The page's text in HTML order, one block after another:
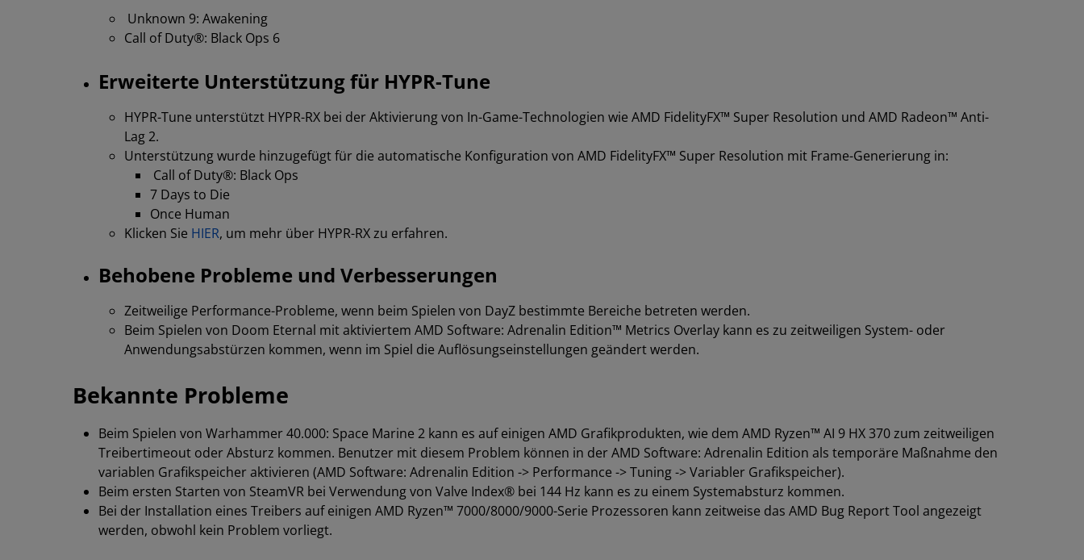
Unknown 9: Awakening
Call of Duty®: Black Ops 6
Erweiterte Unterstützung für HYPR-Tune
HYPR-Tune unterstützt HYPR-RX bei der Aktivierung von In-Game-Technologien wie AMD FidelityFX™ Super Resolution und AMD Radeon™ Anti-
Lag 2.
Unterstützung wurde hinzugefügt für die automatische Konfiguration von AMD FidelityFX™ Super Resolution mit Frame-Generierung in:
Call of Duty®: Black Ops
7 Days to Die
Once Human
Klicken Sie HIER, um mehr über HYPR-RX zu erfahren.
Behobene Probleme und Verbesserungen
Zeitweilige Performance-Probleme, wenn beim Spielen von DayZ bestimmte Bereiche betreten werden.
Beim Spielen von Doom Eternal mit aktiviertem AMD Software: Adrenalin Edition™ Metrics Overlay kann es zu zeitweiligen System- oder
Anwendungsabstürzen kommen, wenn im Spiel die Auflösungseinstellungen geändert werden.
Bekannte Probleme
Beim Spielen von Warhammer 40.000: Space Marine 2 kann es auf einigen AMD Grafikprodukten, wie dem AMD Ryzen™ AI 9 HX 370 zum zeitweiligen
Treibertimeout oder Absturz kommen. Benutzer mit diesem Problem können in der AMD Software: Adrenalin Edition als temporäre Maßnahme den
variablen Grafikspeicher aktivieren (AMD Software: Adrenalin Edition -> Performance -> Tuning -> Variabler Grafikspeicher).
Beim ersten Starten von SteamVR bei Verwendung von Valve Index® bei 144 Hz kann es zu einem Systemabsturz kommen.
Bei der Installation eines Treibers auf einigen AMD Ryzen™ 7000/8000/9000-Serie Prozessoren kann zeitweise das AMD Bug Report Tool angezeigt
werden, obwohl kein Problem vorliegt.